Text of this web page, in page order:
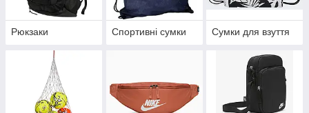
Рюкзаки Спортивні сумки Сумки для взуття